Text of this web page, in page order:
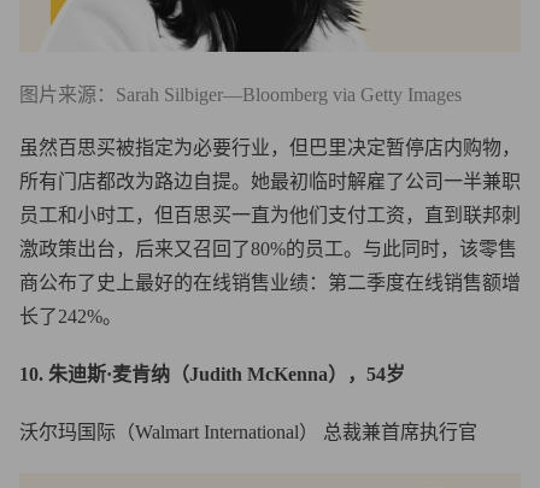
图片来源：Sarah Silbiger—Bloomberg via Getty Images
虽然百思买被指定为必要行业，但巴里决定暂停店内购物，
所有门店都改为路边自提。她最初临时解雇了公司一半兼职
员工和小时工，但百思买一直为他们支付工资，直到联邦刺
激政策出台，后来又召回了80%的员工。与此同时，该零售
商公布了史上最好的在线销售业绩：第二季度在线销售额增
长了242%。
10. 朱迪斯·麦肯纳（Judith McKenna），54岁
沃尔玛国际（Walmart International） 总裁兼首席执行官